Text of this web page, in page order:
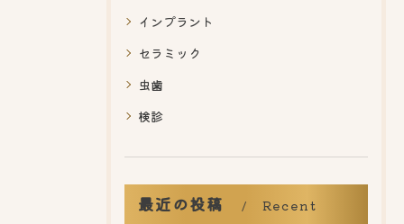
インプラント
セラミック
虫歯
検診
最近の投稿
Recent